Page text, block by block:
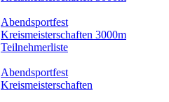
Abendsportfest
Kreismeisterschaften 3000m
Teilnehmerliste
Abendsportfest
Kreismeisterschaften